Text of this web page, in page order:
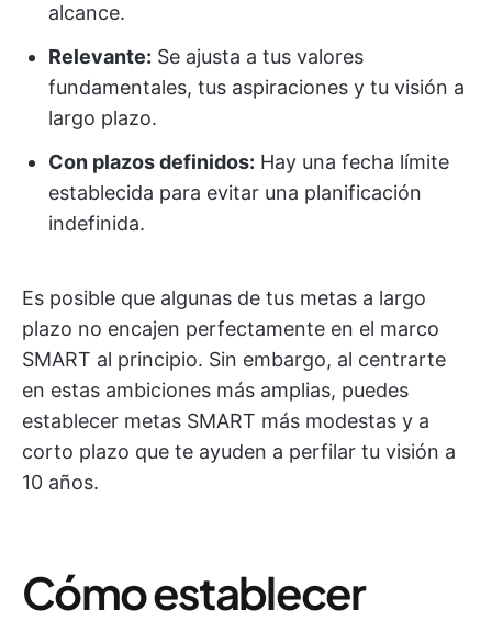
alcance.
Relevante: Se ajusta a tus valores
fundamentales, tus aspiraciones y tu visión a
largo plazo.
Con plazos definidos: Hay una fecha límite
establecida para evitar una planificación
indefinida.
Es posible que algunas de tus metas a largo
plazo no encajen perfectamente en el marco
SMART al principio. Sin embargo, al centrarte
en estas ambiciones más amplias, puedes
establecer metas SMART más modestas y a
corto plazo que te ayuden a perfilar tu visión a
10 años.
Cómo establecer